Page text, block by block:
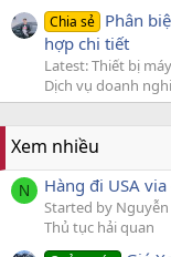
Chia sẻ Phân
hợp chi tiết
Latest: Thiết bị
Dịch vụ doanh
Xem nhiều
N Hàng đi USA
Started by
Thủ tục hải quan